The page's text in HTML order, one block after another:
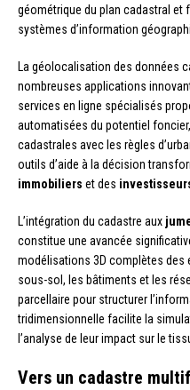
géométrique du plan cadastral
systèmes d’information
La géolocalisation des données
nombreuses applications
services en ligne spécialisés
automatisées du potentiel
cadastrales avec les règles
outils d’aide à la décision
immobiliers et des
L’intégration du cadastre aux
constitue une avancée
modélisations 3D complètes des
sous-sol, les bâtiments et les
parcellaire pour structurer
tridimensionnelle facilite la
l’analyse de leur impact sur le
Vers un cadastre